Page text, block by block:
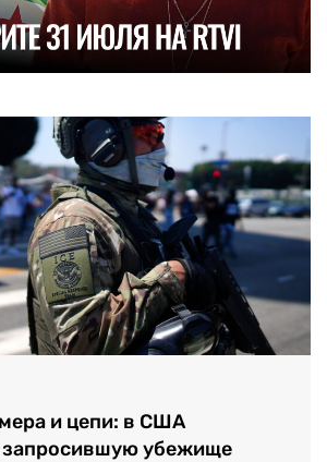
и цепи: в США
убежище